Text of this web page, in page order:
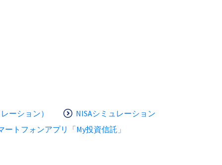
ーション）
NISAシミュレーション
ートフォンアプリ「My投資信託」